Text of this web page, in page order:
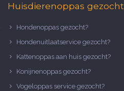
Huisdierenoppas gezocht
Hondenoppas gezocht?
Hondenuitlaatservice gezocht?
Kattenoppas aan huis gezocht?
Konijnenoppas gezocht?
Vogeloppas service gezocht?